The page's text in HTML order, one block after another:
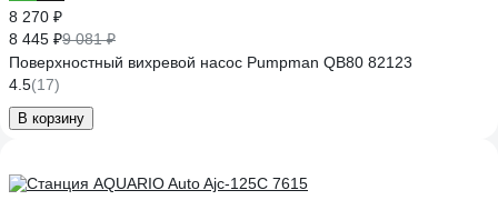
8 270 ₽
8 445 ₽9 081 ₽
Поверхностный вихревой насос Pumpman QB80 82123
4.5(17)
В корзину